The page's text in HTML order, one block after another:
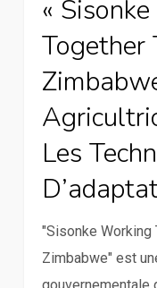
techniques
d’adaptation
«
Together
Les
"Sisonke Working
Zimbabwe" est